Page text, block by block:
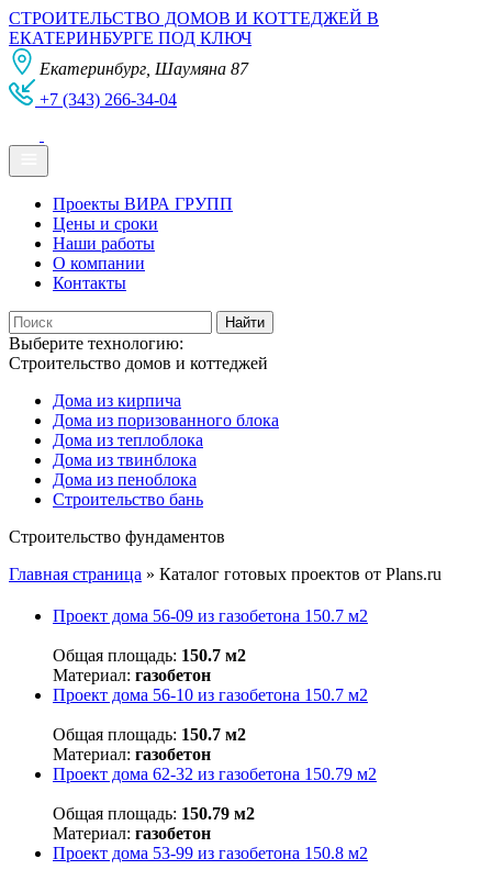
СТРОИТЕЛЬСТВО ДОМОВ И КОТТЕДЖЕЙ В
ЕКАТЕРИНБУРГЕ ПОД КЛЮЧ
Екатеринбург, Шаумяна 87
+7 (343) 266-34-04
Проекты ВИРА ГРУПП
Цены и сроки
Наши работы
О компании
Контакты
Выберите технологию:
Строительство домов и коттеджей
Дома из кирпича
Дома из поризованного блока
Дома из теплоблока
Дома из твинблока
Дома из пеноблока
Строительство бань
Строительство фундаментов
Главная страница » Каталог готовых проектов от Plans.ru
Проект дома 56-09 из газобетона 150.7 м2
Общая площадь: 150.7 м2
Материал: газобетон
Проект дома 56-10 из газобетона 150.7 м2
Общая площадь: 150.7 м2
Материал: газобетон
Проект дома 62-32 из газобетона 150.79 м2
Общая площадь: 150.79 м2
Материал: газобетон
Проект дома 53-99 из газобетона 150.8 м2